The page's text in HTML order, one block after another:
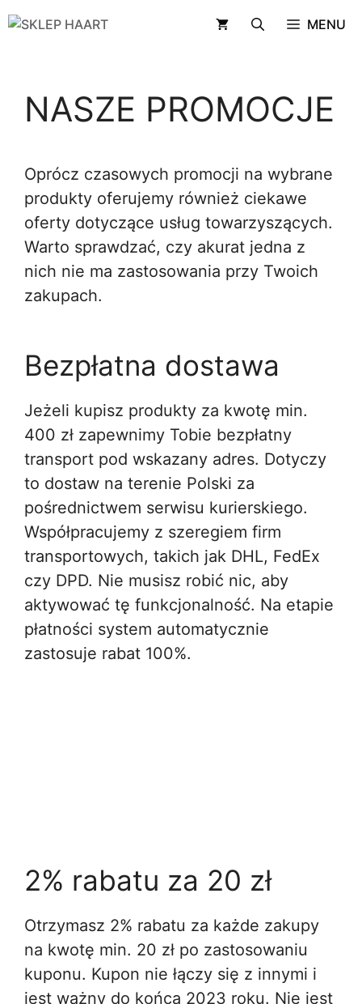
Przejdź
MENU
NASZE PROMOCJE
Oprócz czasowych promocji na wybrane
produkty oferujemy również ciekawe
oferty dotyczące usług towarzyszących.
Warto sprawdzać, czy akurat jedna z
nich nie ma zastosowania przy Twoich
zakupach.
Bezpłatna dostawa
Jeżeli kupisz produkty za kwotę min.
400 zł zapewnimy Tobie bezpłatny
transport pod wskazany adres. Dotyczy
to dostaw na terenie Polski za
pośrednictwem serwisu kurierskiego.
Współpracujemy z szeregiem firm
transportowych, takich jak DHL, FedEx
czy DPD. Nie musisz robić nic, aby
aktywować tę funkcjonalność. Na etapie
płatności system automatycznie
zastosuje rabat 100%.
2% rabatu za 20 zł
Otrzymasz 2% rabatu za każde zakupy
na kwotę min. 20 zł po zastosowaniu
kuponu. Kupon nie łączy się z innymi i
jest ważny do końca 2023 roku. Nie jest